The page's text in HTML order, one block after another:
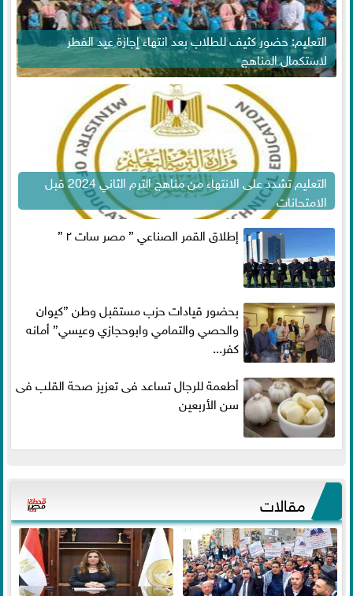
التعليم: حضور كثيف للطلاب بعد انتهاء إجازة عيد الفطر
لاستكمال المناهج
التعليم تشدد على الانتهاء من مناهج الترم الثاني 2024 قبل
الامتحانات
إطلاق القمر الصناعي ” مصر سات ٢ ”
بحضور قيادات حزب مستقبل وطن ”كيوان
والحصي والتمامي وابوحجازي وعيسي” أمانه
كفر...
أطعمة للرجال تساعد فى تعزيز صحة القلب فى
سن الأربعين
مقالات